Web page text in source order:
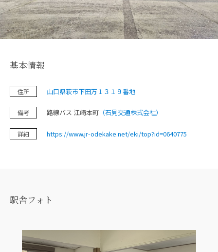
鉄道旅の魅力
フォトスポット
お知らせ＆イベント
旅プラン
運営団体
基本情報
住所 山口県萩市下田万１３１９番地
備考 路線バス 江崎本町 （石見交通株式会社）
詳細 https://www.jr-odekake.net/eki/top?id=0640775
駅舎フォト